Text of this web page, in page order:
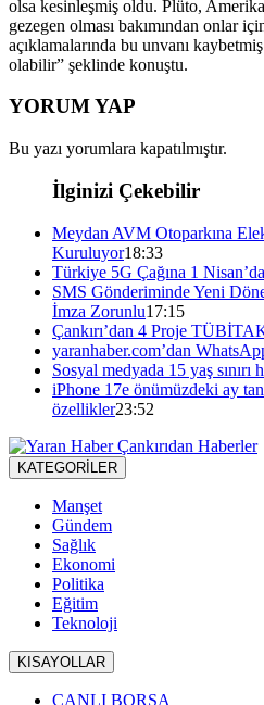
olsa kesinleşmiş oldu. Plüto,
gezegen olması bakımından onlar
açıklamalarında bu unvanı
olabilir” şeklinde konuştu.
YORUM YAP
Bu yazı yorumlara kapatılmıştır.
İlginizi Çekebilir
Meydan AVM Otoparkına
Kuruluyor18:33
Türkiye 5G Çağına 1
SMS Gönderiminde Yeni
İmza Zorunlu17:15
Çankırı’dan 4 Proje
yaranhaber.com’dan
Sosyal medyada 15 yaş sınırı
iPhone 17e önümüzdeki ay
özellikler23:52
KATEGORİLER
Manşet
Gündem
Sağlık
Ekonomi
Politika
Eğitim
Teknoloji
KISAYOLLAR
CANLI BORSA